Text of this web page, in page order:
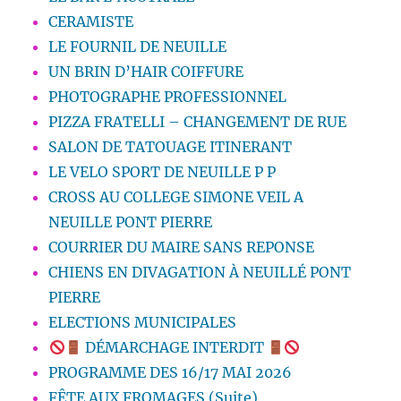
CERAMISTE
LE FOURNIL DE NEUILLE
UN BRIN D’HAIR COIFFURE
PHOTOGRAPHE PROFESSIONNEL
PIZZA FRATELLI – CHANGEMENT DE RUE
SALON DE TATOUAGE ITINERANT
LE VELO SPORT DE NEUILLE P P
CROSS AU COLLEGE SIMONE VEIL A
NEUILLE PONT PIERRE
COURRIER DU MAIRE SANS REPONSE
CHIENS EN DIVAGATION À NEUILLÉ PONT
PIERRE
ELECTIONS MUNICIPALES
DÉMARCHAGE INTERDIT
PROGRAMME DES 16/17 MAI 2026